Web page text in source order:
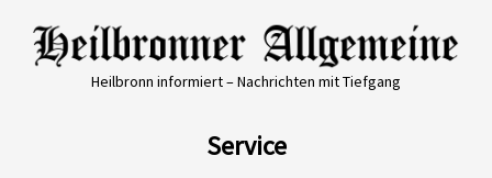
Heilbronn informiert – Nachrichten mit Tiefgang
Service